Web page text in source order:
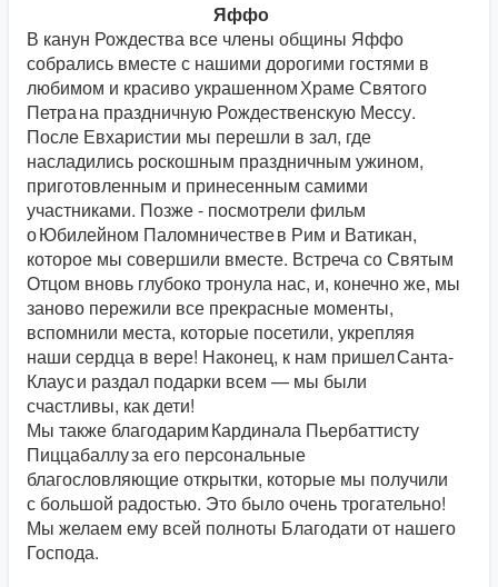
Яффо
В канун Рождества все члены общины Яффо
собрались вместе с нашими дорогими гостями в
любимом и красиво украшенном Храме Святого
Петра на праздничную Рождественскую Мессу.
После Евхаристии мы перешли в зал, где
насладились роскошным праздничным ужином,
приготовленным и принесенным самими
участниками. Позже - посмотрели фильм
о Юбилейном Паломничестве в Рим и Ватикан,
которое мы совершили вместе. Встреча со Святым
Отцом вновь глубоко тронула нас, и, конечно же, мы
заново пережили все прекрасные моменты,
вспомнили места, которые посетили, укрепляя
наши сердца в вере! Наконец, к нам пришел Санта-
Клаус и раздал подарки всем — мы были
счастливы, как дети!
Мы также благодарим Кардинала Пьербаттисту
Пиццабаллу за его персональные
благословляющие открытки, которые мы получили
с большой радостью. Это было очень трогательно!
Мы желаем ему всей полноты Благодати от нашего
Господа.